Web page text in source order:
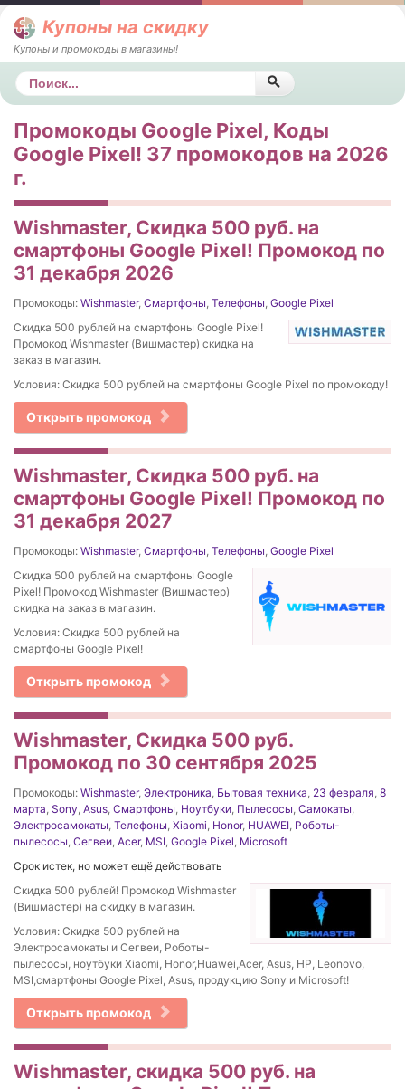
Купоны на скидку
Купоны и промокоды в магазины!
Поиск
Промокоды Google Pixel, Коды
Google Pixel! 37 промокодов на 2026
г.
Wishmaster, Скидка 500 руб. на
смартфоны Google Pixel! Промокод по
31 декабря 2026
Промокоды: Wishmaster, Смартфоны, Телефоны, Google Pixel
Скидка 500 рублей на смартфоны Google Pixel!
Промокод Wishmaster (Вишмастер) скидка на
заказ в магазин.
Условия: Скидка 500 рублей на смартфоны Google Pixel по промокоду!
Открыть промокод
Wishmaster, Скидка 500 руб. на
смартфоны Google Pixel! Промокод по
31 декабря 2027
Промокоды: Wishmaster, Смартфоны, Телефоны, Google Pixel
Скидка 500 рублей на смартфоны Google
Pixel! Промокод Wishmaster (Вишмастер)
скидка на заказ в магазин.
Условия: Скидка 500 рублей на
смартфоны Google Pixel!
Открыть промокод
Wishmaster, Скидка 500 руб.
Промокод по 30 сентября 2025
Промокоды: Wishmaster, Электроника, Бытовая техника, 23 февраля, 8
марта, Sony, Asus, Смартфоны, Ноутбуки, Пылесосы, Самокаты,
Электросамокаты, Телефоны, Xiaomi, Honor, HUAWEI, Роботы-
пылесосы, Сегвеи, Acer, MSI, Google Pixel, Microsoft
Срок истек, но может ещё действовать
Скидка 500 рублей! Промокод Wishmaster
(Вишмастер) на скидку в магазин.
Условия: Скидка 500 рублей на
Электросамокаты и Сегвеи, Роботы-
пылесосы, ноутбуки Xiaomi, Honor,Huawei,Acer, Asus, HP, Leonovo,
MSI,смартфоны Google Pixel, Asus, продукцию Sony и Microsoft!
Открыть промокод
Wishmaster, скидка 500 руб. на